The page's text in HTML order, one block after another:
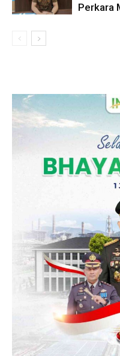
Perkara